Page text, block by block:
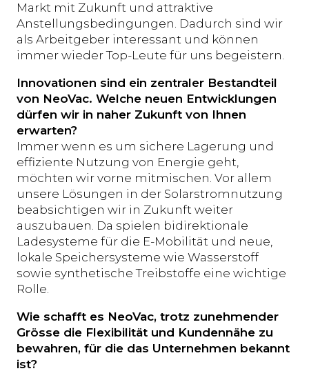
Markt mit Zukunft und attraktive
Anstellungsbedingungen. Dadurch sind wir
als Arbeitgeber interessant und können
immer wieder Top-Leute für uns begeistern.
Innovationen sind ein zentraler Bestandteil
von NeoVac. Welche neuen Entwicklungen
dürfen wir in naher Zukunft von Ihnen
erwarten?
Immer wenn es um sichere Lagerung und
effiziente Nutzung von Energie geht,
möchten wir vorne mitmischen. Vor allem
unsere Lösungen in der Solarstromnutzung
beabsichtigen wir in Zukunft weiter
auszubauen. Da spielen bidirektionale
Ladesysteme für die E-Mobilität und neue,
lokale Speichersysteme wie Wasserstoff
sowie synthetische Treibstoffe eine wichtige
Rolle.
Wie schafft es NeoVac, trotz zunehmender
Grösse die Flexibilität und Kundennähe zu
bewahren, für die das Unternehmen bekannt
ist?